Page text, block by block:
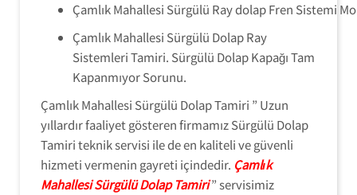
Çamlık Mahallesi Sürgülü Ray dolap Fren Sistemi
Çamlık Mahallesi Sürgülü Dolap Ray
Sistemleri Tamiri. Sürgülü Dolap Kapağı Tam
Kapanmıyor Sorunu.
Çamlık Mahallesi Sürgülü Dolap Tamiri ” Uzun
yıllardır faaliyet gösteren firmamız Sürgülü Dolap
Tamiri teknik servisi ile de en kaliteli ve güvenli
hizmeti vermenin gayreti içindedir. Çamlık
Mahallesi Sürgülü Dolap Tamiri” servisimiz